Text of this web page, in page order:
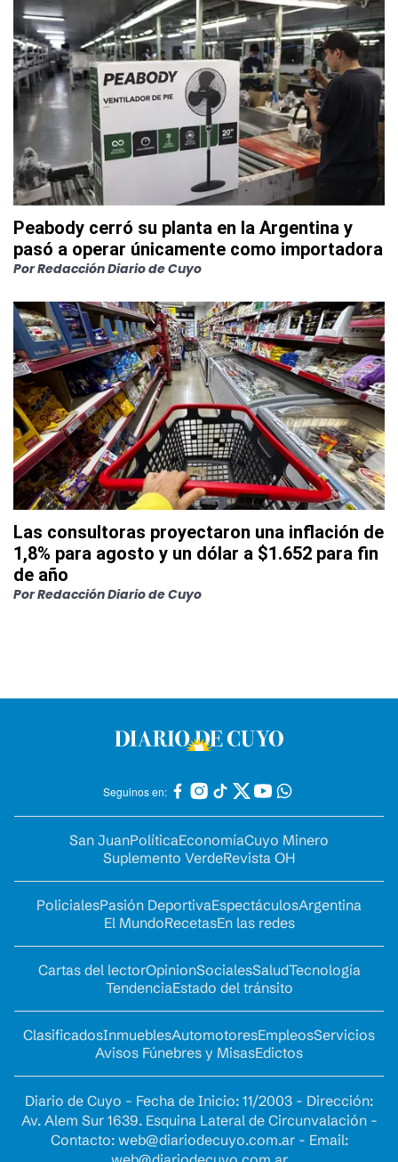
Peabody cerró su planta en la Argentina y
pasó a operar únicamente como importadora
PorRedacción Diario de Cuyo
Las consultoras proyectaron una inflación de
1,8% para agosto y un dólar a $1.652 para fin
de año
PorRedacción Diario de Cuyo
Seguinos en:
San JuanPolíticaEconomíaCuyo Minero
Suplemento VerdeRevista OH
PolicialesPasión DeportivaEspectáculosArgentina
El MundoRecetasEn las redes
Cartas del lectorOpinionSocialesSaludTecnología
TendenciaEstado del tránsito
ClasificadosInmueblesAutomotoresEmpleosServicios
Avisos Fúnebres y MisasEdictos
Diario de Cuyo - Fecha de Inicio: 11/2003 - Dirección:
Av. Alem Sur 1639. Esquina Lateral de Circunvalación -
Contacto: web@diariodecuyo.com.ar- Email: